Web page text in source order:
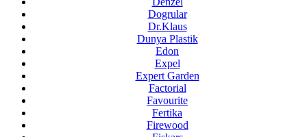
Dogrular
Dr.Klaus
Dunya Plastik
Edon
Expel
Expert Garden
Factorial
Favourite
Fertika
Firewood